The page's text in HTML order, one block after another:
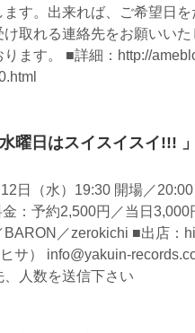
ます。出来れば、ご希望日
け取れる連絡先をお願いい
ります。 ■詳細：http://
水曜日はスイスイスイ!!!
日（水）19:30 開場／
金：予約2,500円／当日
BARON／zerokichi ■出店：
サ） info@yakuin-
人数を送信下さい